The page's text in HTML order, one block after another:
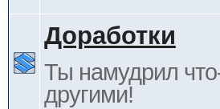
Доработки
Ты намудрил
другими!